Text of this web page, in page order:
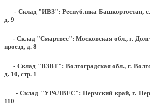
- Склад "ИВЗ": Республика Башкортостан, с.
д. 9
- Склад "Смартвес":Московская обл., г.
проезд, д. 8
- Склад "ВЗВТ": Волгоградская обл., г.
д. 10, стр. 1
- Склад "УРАЛВЕС": Пермский край, г.
110